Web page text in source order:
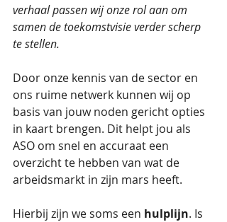
verhaal passen wij onze rol aan om
samen de toekomstvisie verder scherp
te stellen.
Door onze kennis van de sector en
ons ruime netwerk kunnen wij op
basis van jouw noden gericht opties
in kaart brengen. Dit helpt jou als
ASO om snel en accuraat een
overzicht te hebben van wat de
arbeidsmarkt in zijn mars heeft.
Hierbij zijn we soms een hulplijn. Is